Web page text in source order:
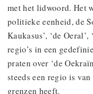
met het lidwoord. Het
politieke eenheid, de
Kaukasus’, ‘de
regio’s in een
praten over ‘de
steeds een regio is
grenzen heeft.